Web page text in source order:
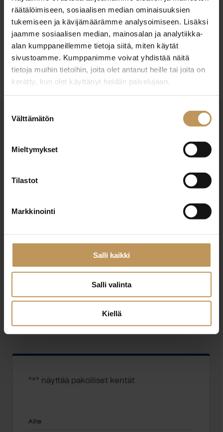
räätälöimiseen, sosiaalisen median ominaisuuksien
tukemiseen ja kävijämäärämme analysoimiseen. Lisäksi
jaamme sosiaalisen median, mainosalan ja analytiikka-
alan kumppaneillemme tietoja siitä, miten käytät
sivustoamme. Kumppanimme voivat yhdistää näitä
tietoja muihin tietoihin, joita olet antanut heille tai joita on
kerätty, kun olet käyttänyt heidän palvelujaan.
valinta
Välttämätön
Mieltymykset
Tilastot
Markkinointi
Salli kaikki
Salli valinta
Kiellä
Englanti, Suomi
Ota yhteyttä
asuntoasioissa?
http://www.inlkv.fi
Korkeavuorenkatu 2 C 48 20100 Turku
"*" näyttää pakolliset kentät
Aihe